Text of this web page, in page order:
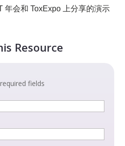
年会和 ToxExpo 上分享的演示
Resource
fields